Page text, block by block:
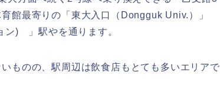
館最寄りの「東大入口（Dongguk Univ.）」
ン) 」駅やを通ります。
ものの、駅周辺は飲食店もとても多いエリアで